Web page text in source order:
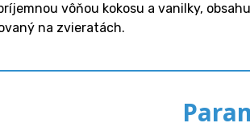
vôňou kokosu a vanilky,
na zvieratách.